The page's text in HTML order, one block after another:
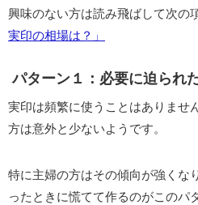
興味のない方は読み飛ばして次の
実印の相場は？」
パターン１：必要に迫られ
実印は頻繁に使うことはありませ
方は意外と少ないようです。
特に主婦の方はその傾向が強くな
ったときに慌てて作るのがこのパ